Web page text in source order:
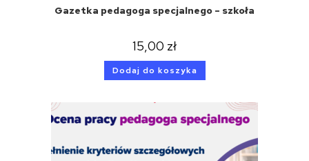
Gazetka pedagoga specjalnego – szkoła
15,00 zł
Dodaj do koszyka